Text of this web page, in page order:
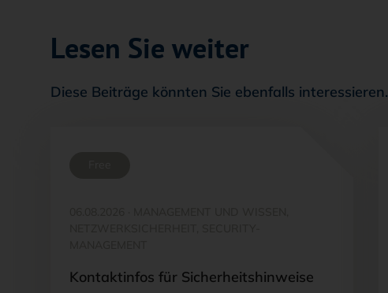
Lesen Sie weiter
Diese Beiträge könnten Sie ebenfalls interessieren.
Kontaktinfos für Sicherheitshinweise